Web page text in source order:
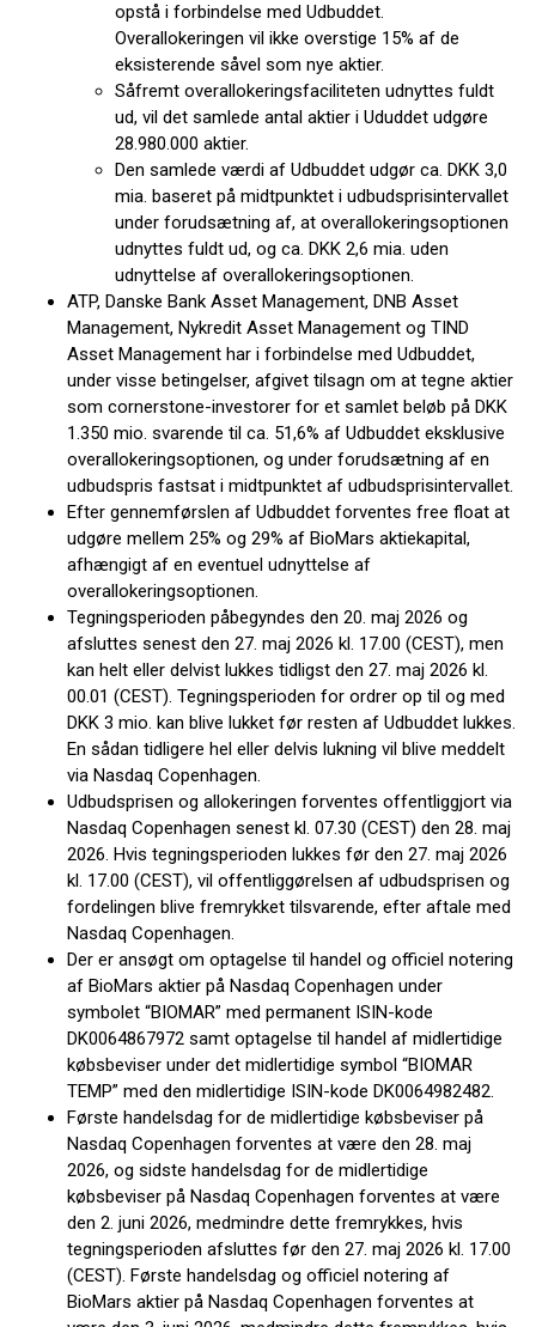
opstå i forbindelse med Udbuddet.
Overallokeringen vil ikke overstige 15% af de
eksisterende såvel som nye aktier.
Såfremt overallokeringsfaciliteten udnyttes fuldt
ud, vil det samlede antal aktier i Ududdet udgøre
28.980.000 aktier.
Den samlede værdi af Udbuddet udgør ca. DKK 3,0
mia. baseret på midtpunktet i udbudsprisintervallet
under forudsætning af, at overallokeringsoptionen
udnyttes fuldt ud, og ca. DKK 2,6 mia. uden
udnyttelse af overallokeringsoptionen.
ATP, Danske Bank Asset Management, DNB Asset
Management, Nykredit Asset Management og TIND
Asset Management har i forbindelse med Udbuddet,
under visse betingelser, afgivet tilsagn om at tegne aktier
som cornerstone-investorer for et samlet beløb på DKK
1.350 mio. svarende til ca. 51,6% af Udbuddet eksklusive
overallokeringsoptionen, og under forudsætning af en
udbudspris fastsat i midtpunktet af udbudsprisintervallet.
Efter gennemførslen af Udbuddet forventes free float at
udgøre mellem 25% og 29% af BioMars aktiekapital,
afhængigt af en eventuel udnyttelse af
overallokeringsoptionen.
Tegningsperioden påbegyndes den 20. maj 2026 og
afsluttes senest den 27. maj 2026 kl. 17.00 (CEST), men
kan helt eller delvist lukkes tidligst den 27. maj 2026 kl.
00.01 (CEST). Tegningsperioden for ordrer op til og med
DKK 3 mio. kan blive lukket før resten af Udbuddet lukkes.
En sådan tidligere hel eller delvis lukning vil blive meddelt
via Nasdaq Copenhagen.
Udbudsprisen og allokeringen forventes offentliggjort via
Nasdaq Copenhagen senest kl. 07.30 (CEST) den 28. maj
2026. Hvis tegningsperioden lukkes før den 27. maj 2026
kl. 17.00 (CEST), vil offentliggørelsen af udbudsprisen og
fordelingen blive fremrykket tilsvarende, efter aftale med
Nasdaq Copenhagen.
Der er ansøgt om optagelse til handel og officiel notering
af BioMars aktier på Nasdaq Copenhagen under
symbolet “BIOMAR” med permanent ISIN-kode
DK0064867972 samt optagelse til handel af midlertidige
købsbeviser under det midlertidige symbol “BIOMAR
TEMP” med den midlertidige ISIN-kode DK0064982482.
Første handelsdag for de midlertidige købsbeviser på
Nasdaq Copenhagen forventes at være den 28. maj
2026, og sidste handelsdag for de midlertidige
købsbeviser på Nasdaq Copenhagen forventes at være
den 2. juni 2026, medmindre dette fremrykkes, hvis
tegningsperioden afsluttes før den 27. maj 2026 kl. 17.00
(CEST). Første handelsdag og officiel notering af
BioMars aktier på Nasdaq Copenhagen forventes at